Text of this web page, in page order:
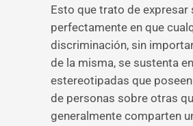
Esto que trato de expresar
perfectamente en que
discriminación, sin
de la misma, se sustenta
estereotipadas que
de personas sobre otras
generalmente comparten